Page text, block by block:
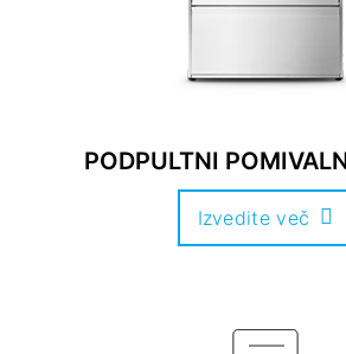
PODPULTNI
Izvedite več